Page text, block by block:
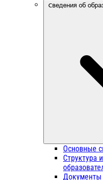
Сведения об
Основные
Структура
Документы